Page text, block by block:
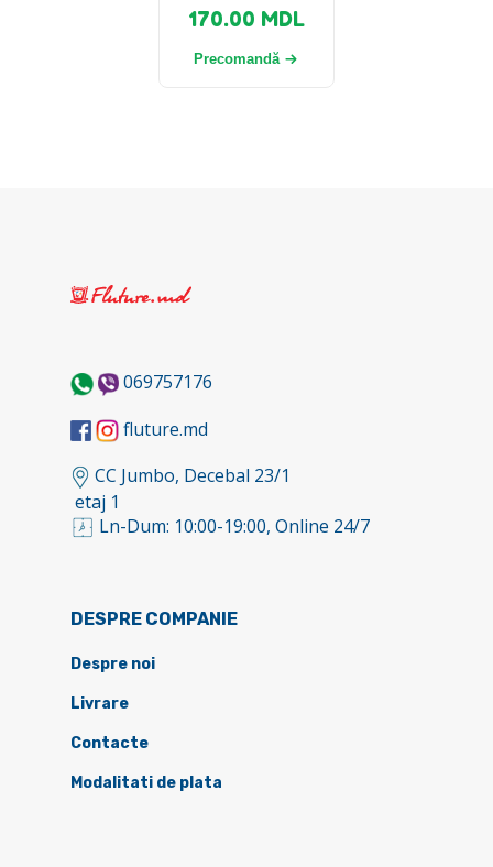
170.00 MDL
Precomandă
069757176
fluture.md
CC Jumbo, Decebal 23/1
etaj 1
Ln-Dum: 10:00-19:00, Online 24/7
DESPRE COMPANIE
Despre noi
Livrare
Contacte
Modalitati de plata